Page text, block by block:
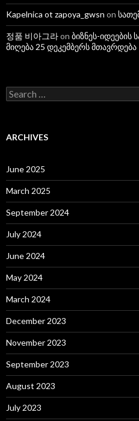
Kapelnica ot zapoya_gwsn on
정품 비아그라on ბიზნეს-იდეების
მიღება 25 დეკემბერს მთავრდება
S
e
c
o
r
:
ARCHIVES
June 2025
March 2025
September 2024
July 2024
June 2024
May 2024
March 2024
December 2023
November 2023
September 2023
August 2023
July 2023